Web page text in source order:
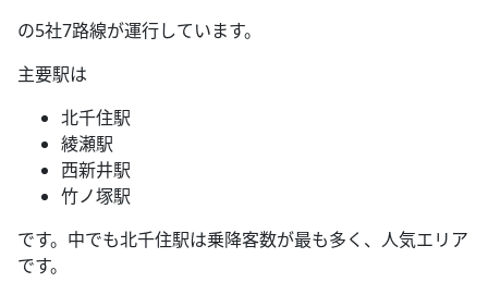
の5社7路線が運行しています。
主要駅は
北千住駅
綾瀬駅
西新井駅
竹ノ塚駅
です。中でも北千住駅は乗降客数が最も多く、人気エリア
です。